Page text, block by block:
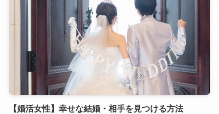
【婚活女性】幸せな結婚・相手を見つける方法